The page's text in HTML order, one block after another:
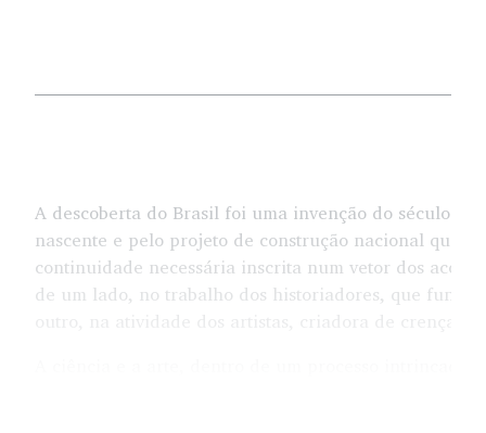
A descoberta do Brasil foi uma invenção do século
nascente e pelo projeto de construção nacional que
continuidade necessária inscrita num vetor dos
de um lado, no trabalho dos historiadores, que